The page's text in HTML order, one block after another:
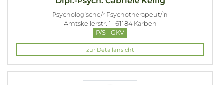
Psychologische/r Psychotherapeut/in
Amtskellerstr. 1 · 61184 Karben
P/S
GKV
zur Detailansicht